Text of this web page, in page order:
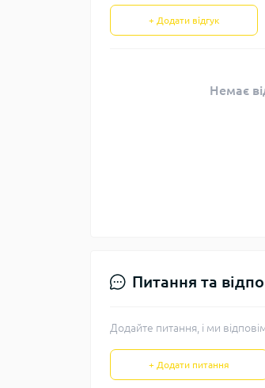
+ Додати відгук
Немає
Питання та
Додайте питання, і ми
+ Додати питання